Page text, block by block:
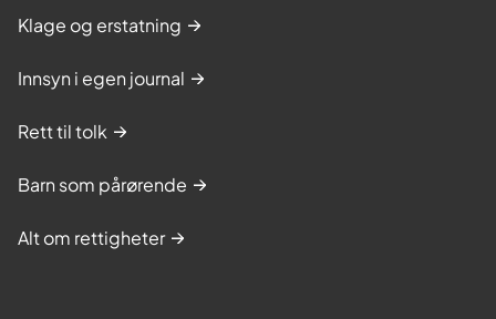
Klage og erstatning
Innsyn i egen journal
Rett til tolk
Barn som pårørende
Alt om rettigheter